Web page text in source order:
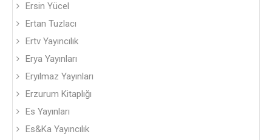
Ersin Yücel
Ertan Tuzlacı
Ertv Yayıncılık
Erya Yayınları
Eryılmaz Yayınları
Erzurum Kitaplığı
Es Yayınları
Es&Ka Yayıncılık